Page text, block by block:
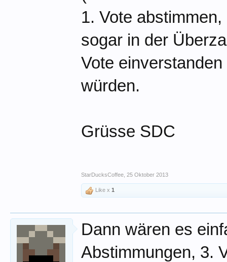
1. Vote
sogar in der
Vote
würden.
Grüsse SDC
StarDucksCoffee 25 Oktober 2013
Like x 1
Dann wären es
Abstimmungen, 3.